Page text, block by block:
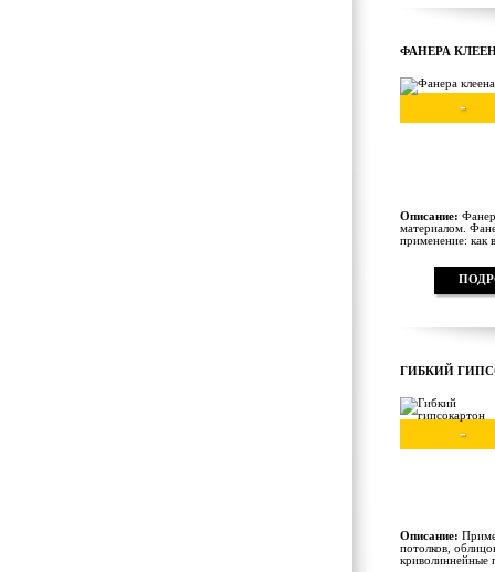
ФАНЕРА
-
Описание:
материалом.
применение: как
ГИБКИЙ
-
Описание:
потолков,
криволиннейные